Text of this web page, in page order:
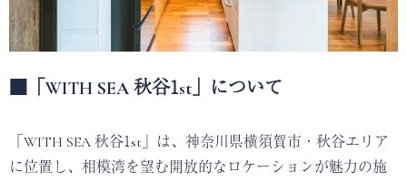
■「WITH SEA 秋谷1st」について
「WITH SEA 秋谷1st」は、神奈川県横須賀市・秋谷エリア
に位置し、相模湾を望む開放的なロケーションが魅力の施